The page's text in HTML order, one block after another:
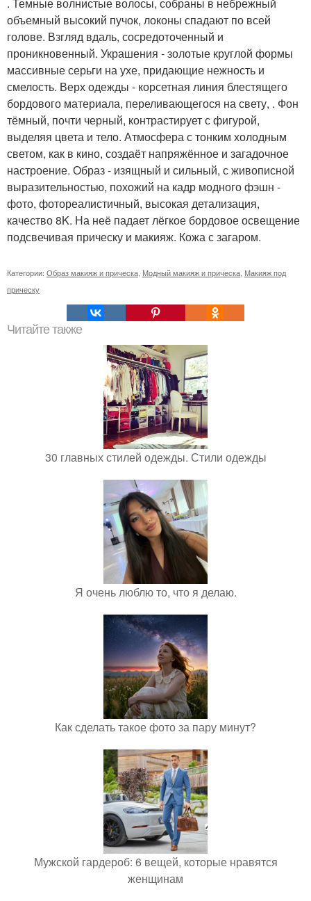
. Темные волнистые волосы, собраны в небрежный
объемный высокий пучок, локоны спадают по всей
голове. Взгляд вдаль, сосредоточенный и
проникновенный. Украшения - золотые круглой формы
массивные серьги на ухе, придающие нежность и
смелость. Верх одежды - корсетная линия блестящего
бордового материала, переливающегося на свету, . Фон
тёмный, почти черный, контрастирует с фигурой,
выделяя цвета и тело. Атмосфера с тонким холодным
светом, как в кино, создаёт напряжённое и загадочное
настроение. Образ - изящный и сильный, с живописной
выразительностью, похожий на кадр модного фэшн -
фото, фотореалистичный, высокая детализация,
качество 8K. На неё падает лёгкое бордовое освещение
подсвечивая прическу и макияж. Кожа с загаром.
Категории: Образ макияж и прическа, Модный макияж и прическа, Макияж под
прическу
Читайте также
30 главных стилей одежды. Стили одежды
Я очень люблю то, что я делаю.
Как сделать такое фото за пару минут?
Мужской гардероб: 6 вещей, которые нравятся
женщинам